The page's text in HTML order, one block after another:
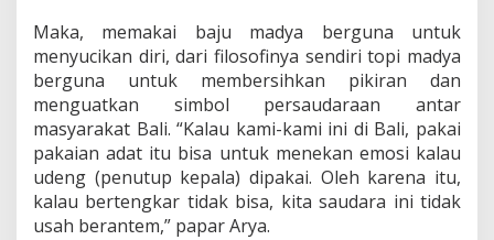
Maka, memakai baju madya berguna untuk
menyucikan diri, dari filosofinya sendiri topi madya
berguna untuk membersihkan pikiran dan
menguatkan simbol persaudaraan antar
masyarakat Bali. “Kalau kami-kami ini di Bali, pakai
pakaian adat itu bisa untuk menekan emosi kalau
udeng (penutup kepala) dipakai. Oleh karena itu,
kalau bertengkar tidak bisa, kita saudara ini tidak
usah berantem,” papar Arya.